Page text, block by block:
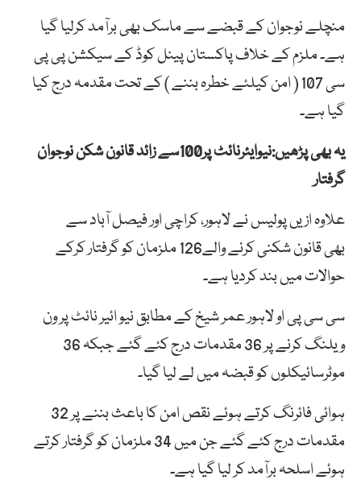
منچلے نوجوان کے قبضے سے ماسک بھی برآمد کرلیا گیا
ہے۔ ملزم کے خلاف پاکستان پینل کوڈ کے سیکشن پی پی
سی 107 ( امن کیلئے خطرہ بننے ) کے تحت مقدمہ درج کیا
گیا ہے۔
یہ بھی پڑھیں:نیوایئرنائٹ پر100سے زائد قانون شکن نوجوان
گرفتار
علاوہ ازیں پولیس نے لاہور، کراچی اور فیصل آباد سے
بھی قانون شکنی کرنے والے126 ملزمان کو گرفتار کرکے
حوالات میں بند کردیا ہے۔
سی سی پی او لاہور عمر شیخ کے مطابق نیو ائیر نائٹ پر ون
ویلنگ کرنے پر 36 مقدمات درج کئے گئے جبکہ 36
موٹرسائیکلوں کو قبضہ میں لے لیا گیا۔
ہوائی فائرنگ کرتے ہوئے نقص امن کا باعث بننے پر 32
مقدمات درج کئے گئے جن میں 34 ملزمان کو گرفتار کرتے
ہوئے اسلحہ برآمد کر لیا گیا ہے۔